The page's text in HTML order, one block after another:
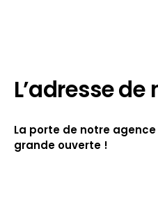
L’adresse
La porte de notre
grande ouverte !